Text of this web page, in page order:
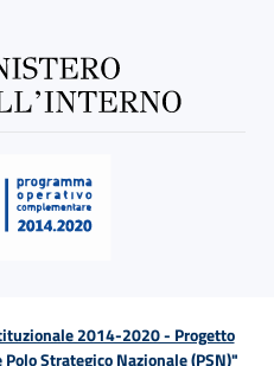
2014-2020 - Progetto
Strategico Nazionale (PSN)"